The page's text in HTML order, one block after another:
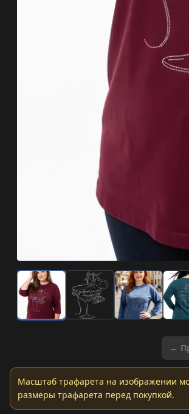
←
Масштаб трафарета на изображении
размеры трафарета перед покупкой.